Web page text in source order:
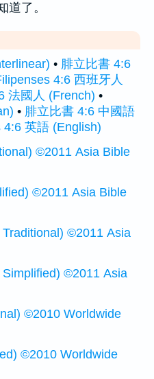
道了。
• 腓立比書 4:6
4:6 西班牙人
法國人 (French) •
• 腓立比書 4:6 中國語
4:6 英語 (English)
©2011 Asia Bible
©2011 Asia Bible
©2011 Asia
©2011 Asia
©2010 Worldwide
©2010 Worldwide